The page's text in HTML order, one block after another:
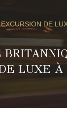
DE
LUXE À